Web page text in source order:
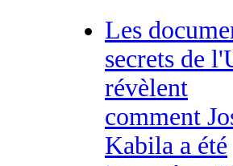
Les
secrets de
révèlent
comment
Kabila a été